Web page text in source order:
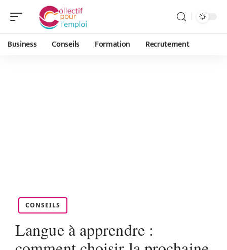
Business Conseils Formation Recrutement
CONSEILS
Langue à apprendre :